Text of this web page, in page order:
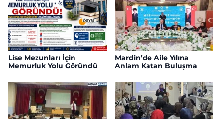
Lise Mezunları İçin
Memurluk Yolu Göründü
Mardin’de Aile Yılına
Anlam Katan Buluşma